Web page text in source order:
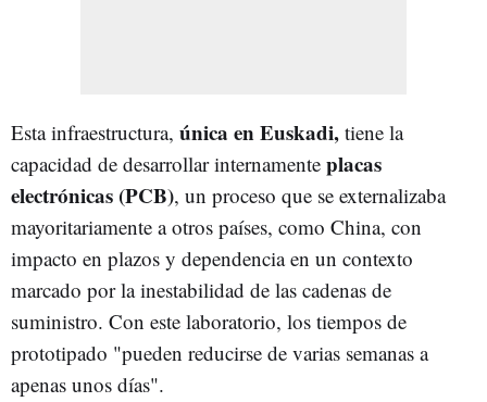
Esta infraestructura, única en Euskadi, tiene la
capacidad de desarrollar internamente placas
electrónicas (PCB), un proceso que se externalizaba
mayoritariamente a otros países, como China, con
impacto en plazos y dependencia en un contexto
marcado por la inestabilidad de las cadenas de
suministro. Con este laboratorio, los tiempos de
prototipado "pueden reducirse de varias semanas a
apenas unos días".